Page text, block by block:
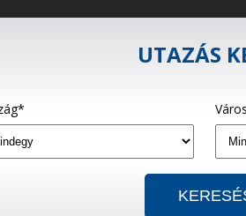
UTAZÁS
Város